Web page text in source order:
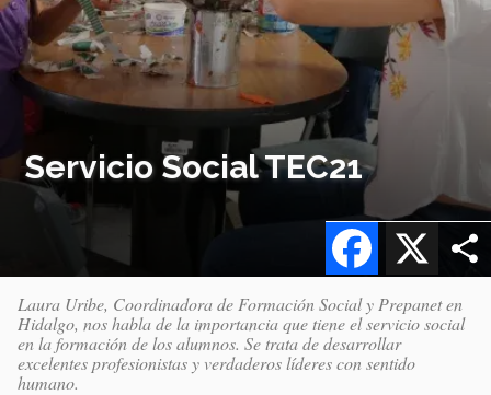
Servicio Social TEC21
X
Facebook
Laura Uribe, Coordinadora de Formación Social y Prepanet en
Hidalgo, nos habla de la importancia que tiene el servicio social
en la formación de los alumnos. Se trata de desarrollar
excelentes profesionistas y verdaderos líderes con sentido
humano.